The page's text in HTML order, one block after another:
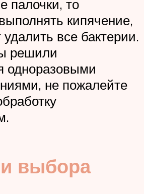
палочки, то
кипячение,
удалить все бактерии.
решили
одноразовыми
не пожалейте
выбора